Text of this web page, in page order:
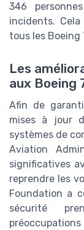
346
incidents.
tous les Boeing
Les
aux Boeing
Afin de
mises à jour
systèmes de
Aviation
significatives
reprendre les
Foundation a
sécurité
préoccupations